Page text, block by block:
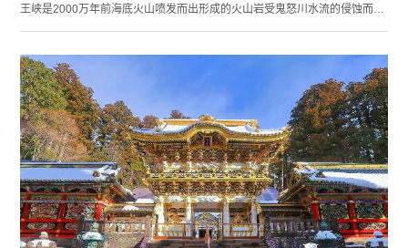
王峡是2000万年前海底火山喷发而出形成的火山岩受鬼怒川水流的侵蚀而形
外，从10月下旬至11月上旬正是赏枫的最佳时节，每年都会吸引大量游客的
到访，十分热闹。 另外，从川治温泉开始设有约7公里的游步小路，喜爱徒
步的游客可千万别错过。